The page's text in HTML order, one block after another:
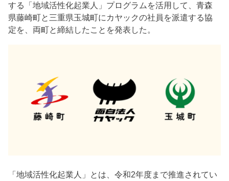
する「地域活性化起業人」プログラムを活用して、青森
県藤崎町と三重県玉城町にカヤックの社員を派遣する協
定を、両町と締結したことを発表した。
「地域活性化起業人」とは、令和2年度まで推進されてい